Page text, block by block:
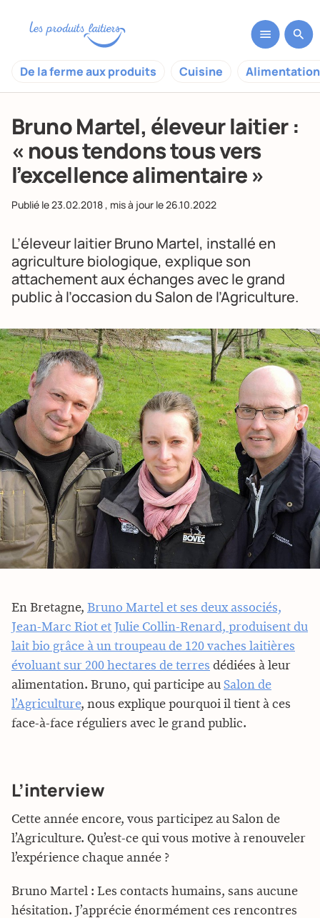
De la ferme aux produits Cuisine
Bruno Martel, éleveur laitier :
« nous tendons tous vers
l’excellence alimentaire »
Publié le23.02.2018, mis à jour le26.10.2022
L’éleveur laitier Bruno Martel, installé en
agriculture biologique, explique son
attachement aux échanges avec le grand
public à l’occasion du Salon de l’Agriculture.
En Bretagne, Bruno Martel et ses deux associés,
Jean-Marc Riot et Julie Collin-Renard, produisent du
lait bio grâce à un troupeau de 120 vaches laitières
évoluant sur 200 hectares de terres dédiées à leur
alimentation. Bruno, qui participe au Salon de
l’Agriculture, nous explique pourquoi il tient à ces
face-à-face réguliers avec le grand public.
L’interview
Cette année encore, vous participez au Salon de
l’Agriculture. Qu’est-ce qui vous motive à renouveler
l’expérience chaque année ?
Bruno Martel : Les contacts humains, sans aucune
hésitation. J’apprécie énormément ces rencontres